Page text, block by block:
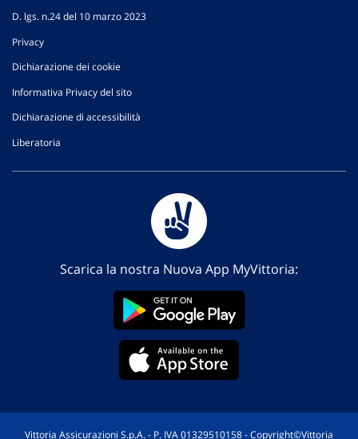
D. lgs. n.24 del 10 marzo 2023
Privacy
Dichiarazione dei cookie
Informativa Privacy del sito
Dichiarazione di accessibilità
Liberatoria
Scarica la nostra Nuova App MyVittoria:
Vittoria Assicurazioni S.p.A. - P. IVA 01329510158 - Copyright©Vittoria